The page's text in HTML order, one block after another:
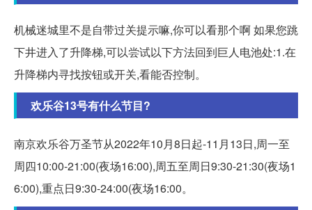
机械迷城里不是自带过关提示嘛,你可以看那个啊 如果您跳
下井进入了升降梯,可以尝试以下方法回到巨人电池处:1.在
升降梯内寻找按钮或开关,看能否控制。
欢乐谷13号有什么节目?
南京欢乐谷万圣节从2022年10月8日起-11月13日,周一至
周四10:00-21:00(夜场16:00),周五至周日9:30-21:30(夜场1
6:00),重点日9:30-24:00(夜场16:00。